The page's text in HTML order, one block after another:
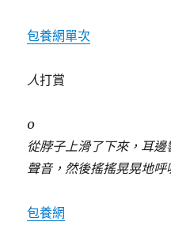
包養網單次
人打賞
0
從脖子上滑了下來，耳
聲音，然後搖搖晃晃地呼
包養網